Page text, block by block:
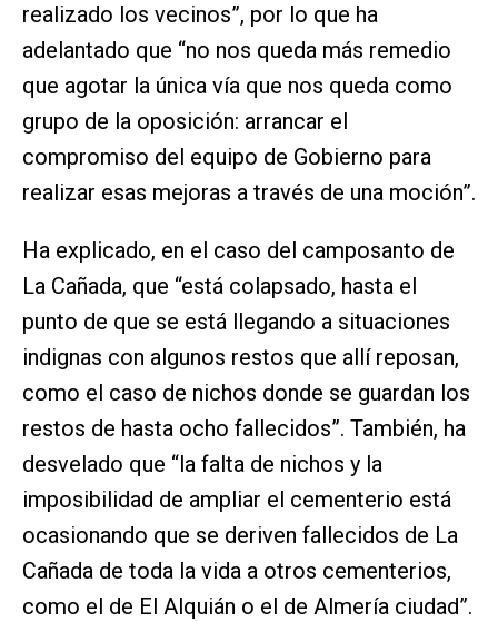
realizado los vecinos”, por lo que ha
adelantado que “no nos queda más remedio
que agotar la única vía que nos queda como
grupo de la oposición: arrancar el
compromiso del equipo de Gobierno para
realizar esas mejoras a través de una moción”.
Ha explicado, en el caso del camposanto de
La Cañada, que “está colapsado, hasta el
punto de que se está llegando a situaciones
indignas con algunos restos que allí reposan,
como el caso de nichos donde se guardan los
restos de hasta ocho fallecidos”. También, ha
desvelado que “la falta de nichos y la
imposibilidad de ampliar el cementerio está
ocasionando que se deriven fallecidos de La
Cañada de toda la vida a otros cementerios,
como el de El Alquián o el de Almería ciudad”.